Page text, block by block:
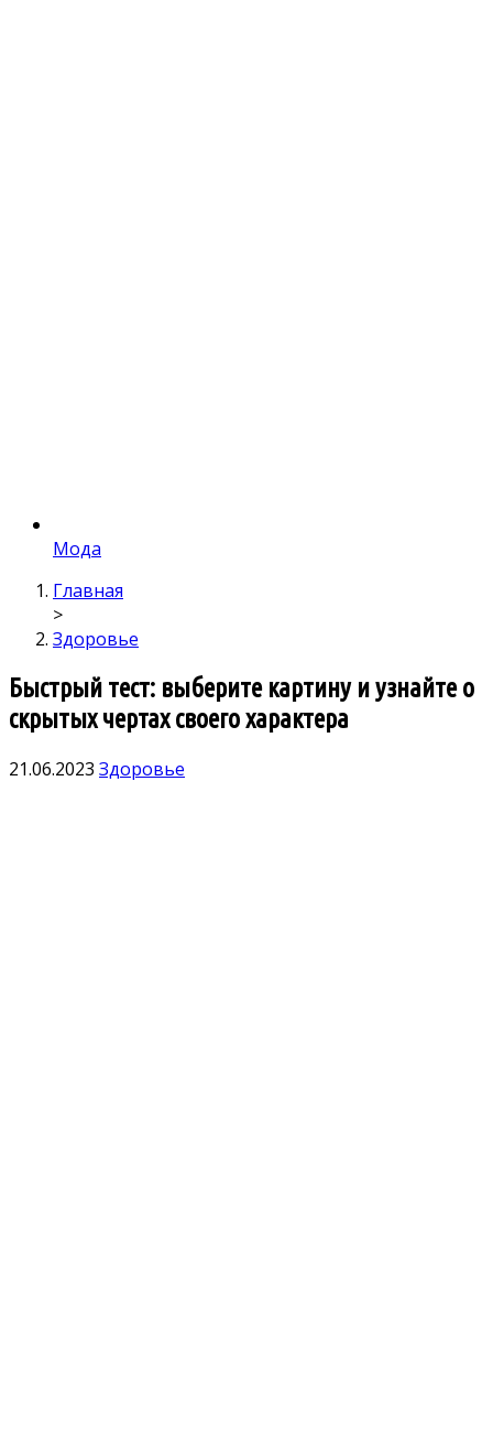
Мода
Главная
>
Здоровье
Быстрый тест: выберите картину и узнайте о
скрытых чертах своего характера
21.06.2023 Здоровье